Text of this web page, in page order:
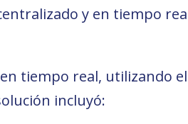
y en tiempo
tiempo real, utilizando el
incluyó: